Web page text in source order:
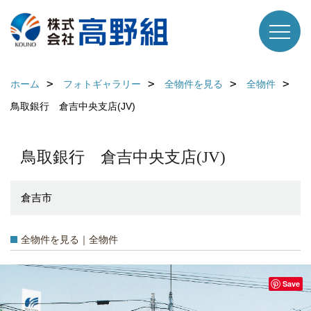
ホーム フォトギャラリー 全物件を見る
全物件
鳥取銀行 倉吉中央支店(JV)
鳥取銀行 倉吉中央支店(JV)
倉吉市
全物件を見る｜全物件
Save